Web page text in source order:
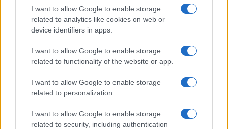
I want to allow Google to enable storage
related to analytics like cookies on web or
device identifiers in apps.
I want to allow Google to enable storage
related to functionality of the website or app.
I want to allow Google to enable storage
related to personalization.
I want to allow Google to enable storage
related to security, including authentication
Come riconoscere e risolvere i problemi della lavanda
nel tuo giardino
Beatrice Bonaventura · 6 Ago 2026
LIFESTYLE